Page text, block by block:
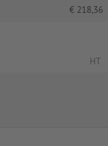
€ 218,36
HT